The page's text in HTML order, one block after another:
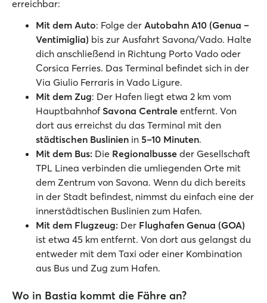
erreichbar:
Mit dem Auto: Folge der Autobahn A10 (Genua –
Ventimiglia) bis zur Ausfahrt Savona/Vado. Halte
dich anschließend in Richtung Porto Vado oder
Corsica Ferries. Das Terminal befindet sich in der
Via Giulio Ferraris in Vado Ligure.
Mit dem Zug: Der Hafen liegt etwa 2 km vom
Hauptbahnhof Savona Centrale entfernt. Von
dort aus erreichst du das Terminal mit den
städtischen Buslinien in 5–10 Minuten.
Mit dem Bus: Die Regionalbusse der Gesellschaft
TPL Linea verbinden die umliegenden Orte mit
dem Zentrum von Savona. Wenn du dich bereits
in der Stadt befindest, nimmst du einfach eine der
innerstädtischen Buslinien zum Hafen.
Mit dem Flugzeug: Der Flughafen Genua (GOA)
ist etwa 45 km entfernt. Von dort aus gelangst du
entweder mit dem Taxi oder einer Kombination
aus Bus und Zug zum Hafen.
Wo in Bastia kommt die Fähre an?